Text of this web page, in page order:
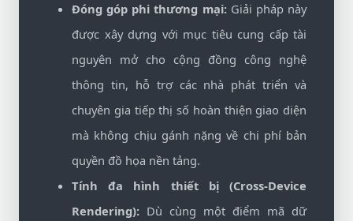
Đóng góp phi thương mại:Giải pháp này
được xây dựng với mục tiêu cung cấp tài
nguyên mở cho cộng đồng công nghệ
thông tin, hỗ trợ các nhà phát triển và
chuyên gia tiếp thị số hoàn thiện giao diện
mà không chịu gánh nặng về chi phí bản
quyền đồ họa nền tảng.
Tính đa hình thiết bị (Cross-Device
Rendering): Dù cùng một điểm mã dữ